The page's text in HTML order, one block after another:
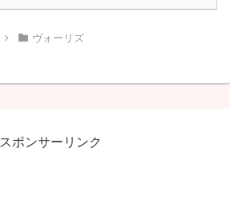
ヴォーリズ
スポンサーリンク